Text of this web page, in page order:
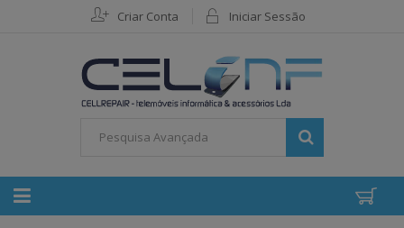
Criar Conta Iniciar Sessão